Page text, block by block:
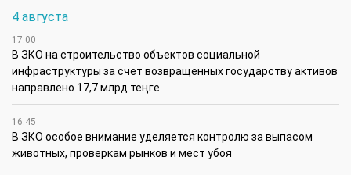
4 августа
17:00
В ЗКО на строительство объектов социальной
инфраструктуры за счет возвращенных государству активов
направлено 17,7 млрд теңге
16:45
В ЗКО особое внимание уделяется контролю за выпасом
животных, проверкам рынков и мест убоя